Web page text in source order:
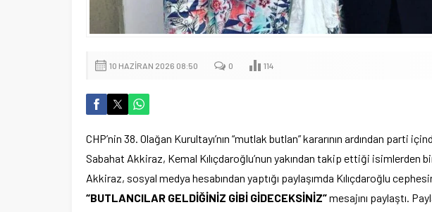
10 HAZIRAN 2026 08:50 0 114
CHP’nin 38. Olağan Kurultayı’nın “mutlak butlan” kararının ardından parti
Sabahat Akkiraz, Kemal Kılıçdaroğlu’nun yakından takip ettiği isimlerden
Akkiraz, sosyal medya hesabından yaptığı paylaşımda Kılıçdaroğlu
“BUTLANCILAR GELDİĞİNİZ GİBİ GİDECEKSİNİZ”mesajını paylaştı.